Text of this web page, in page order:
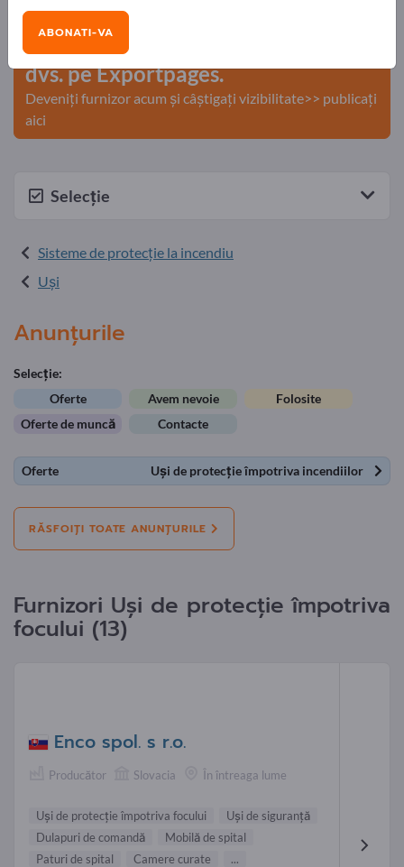
Publicați compania și produsele
dvs. pe Exportpages.
Deveniți furnizor acum și câștigați vizibilitate>> publicați
aici
Selecție
Sisteme de protecţie la incendiu
Uşi
Anunțurile
Selecție:
Oferte
Avem nevoie
Folosite
Oferte de muncă
Contacte
Oferte Uși de protecție împotriva incendiilor
RĂSFOIȚI TOATE ANUNȚURILE
Furnizori Uşi de protecţie împotriva
focului (13)
Enco spol. s r.o.
Producător Slovacia În întreaga lume
Uşi de protecţie împotriva focului
Uşi de siguranţă
Dulapuri de comandă
Mobilă de spital
Paturi de spital
Camere curate ...
ABONATI-VA